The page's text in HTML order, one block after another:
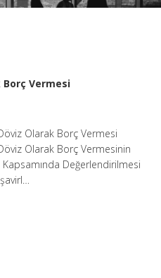
Borç Vermesi
Olarak Borç Vermesi
Olarak Borç Vermesinin
Kapsamında Değerlendirilmesi